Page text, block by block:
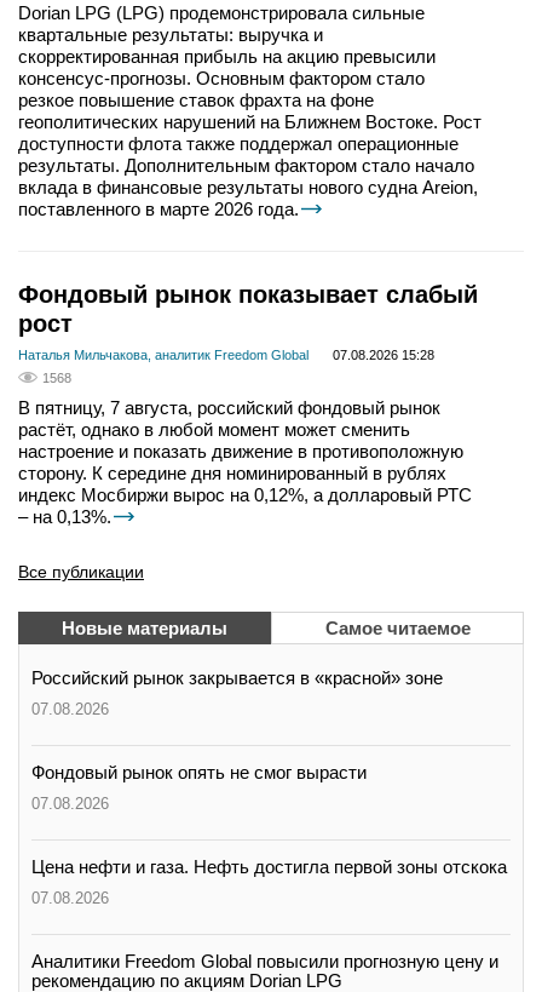
Dorian LPG (LPG) продемонстрировала сильные
квартальные результаты: выручка и
скорректированная прибыль на акцию превысили
консенсус-прогнозы. Основным фактором стало
резкое повышение ставок фрахта на фоне
геополитических нарушений на Ближнем Востоке. Рост
доступности флота также поддержал операционные
результаты. Дополнительным фактором стало начало
вклада в финансовые результаты нового судна Areion,
поставленного в марте 2026 года.
Фондовый рынок показывает слабый
рост
Наталья Мильчакова, аналитик Freedom Global
07.08.2026 15:28
1568
В пятницу, 7 августа, российский фондовый рынок
растёт, однако в любой момент может сменить
настроение и показать движение в противоположную
сторону. К середине дня номинированный в рублях
индекс Мосбиржи вырос на 0,12%, а долларовый РТС
– на 0,13%.
Все публикации
Новые материалы Самое читаемое
Российский рынок закрывается в «красной» зоне
07.08.2026
Фондовый рынок опять не смог вырасти
07.08.2026
Цена нефти и газа. Нефть достигла первой зоны отскока
07.08.2026
Аналитики Freedom Global повысили прогнозную цену и
рекомендацию по акциям Dorian LPG